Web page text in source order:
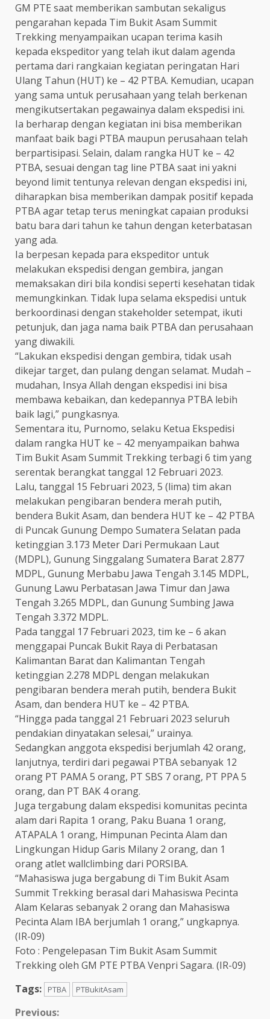
GM PTE saat memberikan sambutan sekaligus
pengarahan kepada Tim Bukit Asam Summit
Trekking menyampaikan ucapan terima kasih
kepada ekspeditor yang telah ikut dalam agenda
pertama dari rangkaian kegiatan peringatan Hari
Ulang Tahun (HUT) ke – 42 PTBA. Kemudian, ucapan
yang sama untuk perusahaan yang telah berkenan
mengikutsertakan pegawainya dalam ekspedisi ini.
Ia berharap dengan kegiatan ini bisa memberikan
manfaat baik bagi PTBA maupun perusahaan telah
berpartisipasi. Selain, dalam rangka HUT ke – 42
PTBA, sesuai dengan tag line PTBA saat ini yakni
beyond limit tentunya relevan dengan ekspedisi ini,
diharapkan bisa memberikan dampak positif kepada
PTBA agar tetap terus meningkat capaian produksi
batu bara dari tahun ke tahun dengan keterbatasan
yang ada.
Ia berpesan kepada para ekspeditor untuk
melakukan ekspedisi dengan gembira, jangan
memaksakan diri bila kondisi seperti kesehatan tidak
memungkinkan. Tidak lupa selama ekspedisi untuk
berkoordinasi dengan stakeholder setempat, ikuti
petunjuk, dan jaga nama baik PTBA dan perusahaan
yang diwakili.
“Lakukan ekspedisi dengan gembira, tidak usah
dikejar target, dan pulang dengan selamat. Mudah –
mudahan, Insya Allah dengan ekspedisi ini bisa
membawa kebaikan, dan kedepannya PTBA lebih
baik lagi,” pungkasnya.
Sementara itu, Purnomo, selaku Ketua Ekspedisi
dalam rangka HUT ke – 42 menyampaikan bahwa
Tim Bukit Asam Summit Trekking terbagi 6 tim yang
serentak berangkat tanggal 12 Februari 2023.
Lalu, tanggal 15 Februari 2023, 5 (lima) tim akan
melakukan pengibaran bendera merah putih,
bendera Bukit Asam, dan bendera HUT ke – 42 PTBA
di Puncak Gunung Dempo Sumatera Selatan pada
ketinggian 3.173 Meter Dari Permukaan Laut
(MDPL), Gunung Singgalang Sumatera Barat 2.877
MDPL, Gunung Merbabu Jawa Tengah 3.145 MDPL,
Gunung Lawu Perbatasan Jawa Timur dan Jawa
Tengah 3.265 MDPL, dan Gunung Sumbing Jawa
Tengah 3.372 MDPL.
Pada tanggal 17 Februari 2023, tim ke – 6 akan
menggapai Puncak Bukit Raya di Perbatasan
Kalimantan Barat dan Kalimantan Tengah
ketinggian 2.278 MDPL dengan melakukan
pengibaran bendera merah putih, bendera Bukit
Asam, dan bendera HUT ke – 42 PTBA.
“Hingga pada tanggal 21 Februari 2023 seluruh
pendakian dinyatakan selesai,” urainya.
Sedangkan anggota ekspedisi berjumlah 42 orang,
lanjutnya, terdiri dari pegawai PTBA sebanyak 12
orang PT PAMA 5 orang, PT SBS 7 orang, PT PPA 5
orang, dan PT BAK 4 orang.
Juga tergabung dalam ekspedisi komunitas pecinta
alam dari Rapita 1 orang, Paku Buana 1 orang,
ATAPALA 1 orang, Himpunan Pecinta Alam dan
Lingkungan Hidup Garis Milany 2 orang, dan 1
orang atlet wallclimbing dari PORSIBA.
“Mahasiswa juga bergabung di Tim Bukit Asam
Summit Trekking berasal dari Mahasiswa Pecinta
Alam Kelaras sebanyak 2 orang dan Mahasiswa
Pecinta Alam IBA berjumlah 1 orang,” ungkapnya.
(IR-09)
Foto : Pengelepasan Tim Bukit Asam Summit
Trekking oleh GM PTE PTBA Venpri Sagara. (IR-09)
Tags:
PTBA PTBukitAsam
Previous: